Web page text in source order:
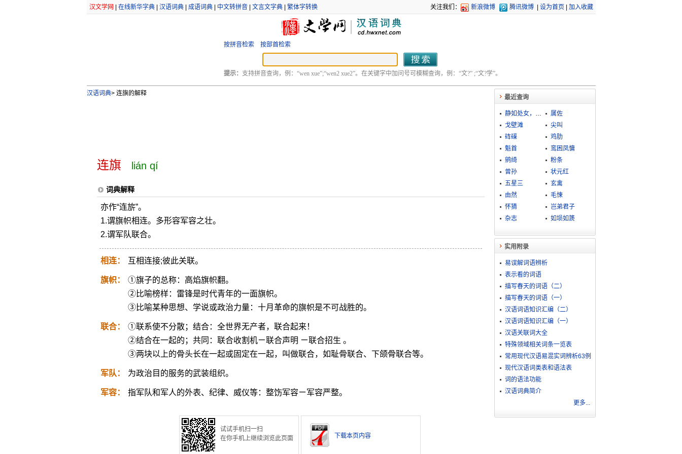
汉文学网 在线新华字典| 汉语词典| 成语词典| 中文转拼音| 文言文字典| 繁体字转换 关注我们： 新浪微博 腾讯微博 设为首页 加入收藏
按拼音检索 按部首检索
提示： 支持拼音查询，例：“wen xue”;“wen2 xue2”。在关键字中加问号可模糊查询，例：“文?” ;“文?学”。
汉语词典>连旗的解释
连旗 lián qí
词典解释
亦作“连旂”。
1.谓旗帜相连。多形容军容之壮。
2.谓军队联合。
相连： 互相连接;彼此关联。
旗帜：
①旗子的总称：高焰旗帜翻。
②比喻榜样：雷锋是时代青年的一面旗帜。
③比喻某种思想、学说或政治力量：十月革命的旗帜是不可战胜的。
联合：
①联系使不分散；结合：全世界无产者，联合起来！
②结合在一起的；共同：联合收割机ㄧ联合声明 ㄧ联合招生 。
③两块以上的骨头长在一起或固定在一起，叫做联合，如耻骨联合、下颌骨联合等。
军队： 为政治目的服务的武装组织。
军容： 指军队和军人的外表、纪律、威仪等：整饬军容ㄧ军容严整。
试试手机扫一扫
在你手机上继续浏览此页面
下载本页内容
最近查询
静如处女，动如脱兔
属佐
戈壁滩
尖叫
砗磲
鸡肋
魁首
鸾困凤慵
鹓绮
粉条
曾孙
状元红
五星三
玄禽
由然
毛悚
怀猜
岂弟君子
杂志
如埙如篪
实用附录
易误解词语辨析
表示看的词语
描写春天的词语（二）
描写春天的词语（一）
汉语词语知识汇编（二）
汉语词语知识汇编（一）
汉语关联词大全
特殊领域相关词条一览表
常用现代汉语易混实词辨析63例
现代汉语词类表和语法表
词的语法功能
汉语词典简介
更多...